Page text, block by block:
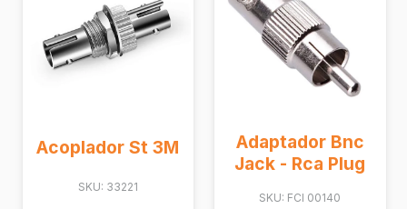
Acoplador St 3M
SKU: 33221
Adaptador Bnc
Jack - Rca Plug
SKU: FCI 00140